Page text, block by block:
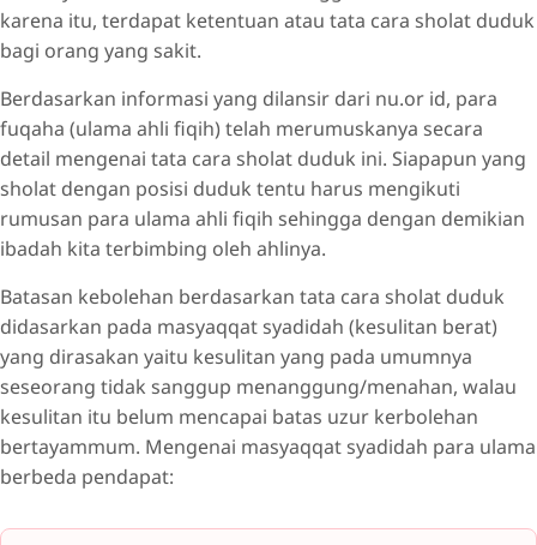
karena itu, terdapat ketentuan atau tata cara sholat duduk
bagi orang yang sakit.
Berdasarkan informasi yang dilansir dari nu.or id, para
fuqaha (ulama ahli fiqih) telah merumuskanya secara
detail mengenai tata cara sholat duduk ini. Siapapun yang
sholat dengan posisi duduk tentu harus mengikuti
rumusan para ulama ahli fiqih sehingga dengan demikian
ibadah kita terbimbing oleh ahlinya.
Batasan kebolehan berdasarkan tata cara sholat duduk
didasarkan pada masyaqqat syadidah (kesulitan berat)
yang dirasakan yaitu kesulitan yang pada umumnya
seseorang tidak sanggup menanggung/menahan, walau
kesulitan itu belum mencapai batas uzur kerbolehan
bertayammum. Mengenai masyaqqat syadidah para ulama
berbeda pendapat: